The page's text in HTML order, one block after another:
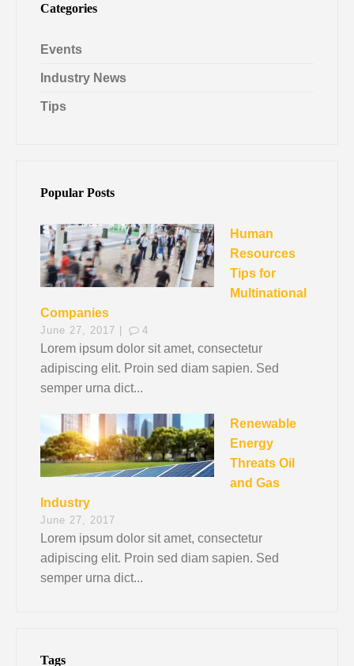
Categories
Events
Industry News
Tips
Popular Posts
Human
Resources
Tips for
Multinational
Companies
June 27, 2017 | 4
Lorem ipsum dolor sit amet, consectetur
adipiscing elit. Proin sed diam sapien. Sed
semper urna dict...
Renewable
Energy
Threats Oil
and Gas
Industry
June 27, 2017
Lorem ipsum dolor sit amet, consectetur
adipiscing elit. Proin sed diam sapien. Sed
semper urna dict...
Tags